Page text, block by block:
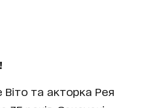
Віто та акторка Рея